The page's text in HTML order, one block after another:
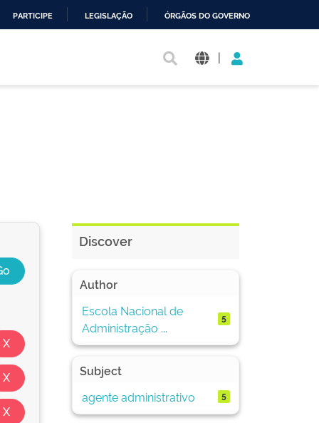
PARTICIPE LEGISLAÇÃO ÓRGÃOS DO GOVERNO
|
Discover
Author
Escola Nacional de
Administração ...
5
Subject
agente administrativo
5